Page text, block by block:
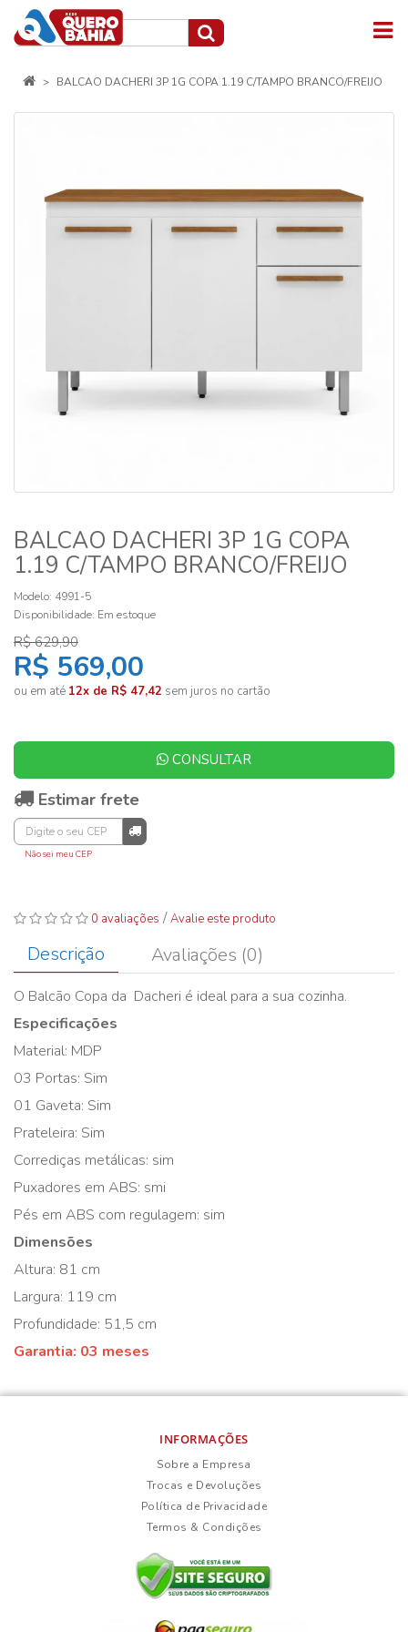
BALCAO DACHERI 3P 1G COPA 1.19 C/TAMPO BRANCO/FREIJO
BALCAO DACHERI 3P 1G COPA
1.19 C/TAMPO BRANCO/FREIJO
Modelo: 4991-5
Disponibilidade: Em estoque
R$ 629,90
R$ 569,00
ou em até 12x de R$ 47,42 sem juros no cartão
CONSULTAR
Estimar frete
Não sei meu CEP
0 avaliações /Avalie este produto
Descrição Avaliações (0)
O Balcão Copa da Dacheri é ideal para a sua cozinha.
Especificações
Material: MDP
03 Portas: Sim
01 Gaveta: Sim
Prateleira: Sim
Corrediças metálicas: sim
Puxadores em ABS: smi
Pés em ABS com regulagem: sim
Dimensões
Altura: 81 cm
Largura: 119 cm
Profundidade: 51,5 cm
Garantia: 03 meses
INFORMAÇÕES
Sobre a Empresa
Trocas e Devoluções
Política de Privacidade
Termos & Condições